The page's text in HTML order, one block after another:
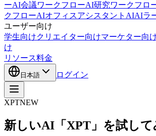
ーAI会議ワークフローAI研究ワークフロ
クフローAIオフィスアシスタントAIAIラ
ユーザー向け
学生向けクリエイター向けマーケター向
け
リソース料金
日本語 ログイン
XPTNEW
新しいAI「XPT」を試して